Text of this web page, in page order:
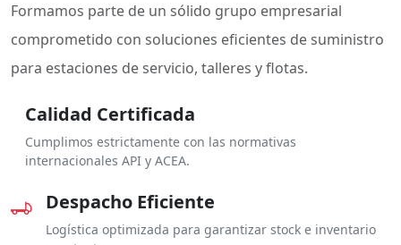
Formamos parte de un sólido grupo empresarial
comprometido con soluciones eficientes de suministro
para estaciones de servicio, talleres y flotas.
Calidad Certificada
Cumplimos estrictamente con las normativas
internacionales API y ACEA.
Despacho Eficiente
Logística optimizada para garantizar stock e inventario